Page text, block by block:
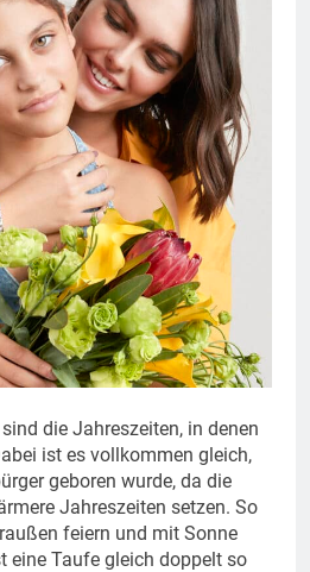
die Jahreszeiten, in denen
ist es vollkommen gleich,
geboren wurde, da die
Jahreszeiten setzen. So
feiern und mit Sonne
eine Taufe gleich doppelt so